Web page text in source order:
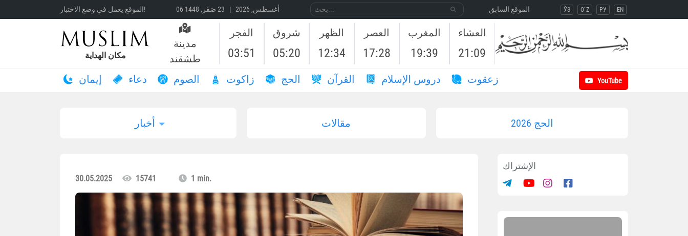
الموقع يعمل في وضع الاختبار! 06 أغسطس, 2026 | 23 صَفَر, 1448 الموقع السابق ЎЗ O`Z РУ EN
مكان الهداية
مدينة
طشقند
الفجر
03:51
شروق
05:20
الظهر
12:34
العصر
17:28
المغرب
19:39
العشاء
21:09
إيمان دعاء الصوم زاكوت الحج القرآن دروس الإسلام زعقوت YouTube
أخبار مقالات الحج 2026
30.05.2025 15741 1 min.
الإشتراك